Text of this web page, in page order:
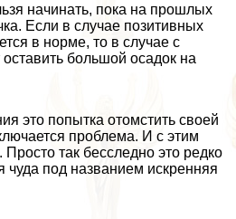
начинать, пока на прошлых
Если в случае позитивных
в норме, то в случае с
большой осадок на
это попытка отомстить своей
проблема. И с этим
так бесследно это редко
чуда под названием искренняя